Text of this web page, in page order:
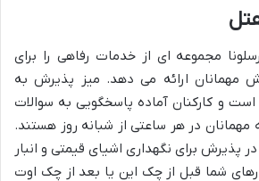
مجموعه ای از خدمات رفاهی را برای
مهمانان ارائه می دهد. میز پذیرش به
فعال است و کارکنان آماده پاسخگویی به سوالات
مهمانان در هر ساعتی از شبانه روز هستند.
پذیرش برای نگهداری اشیای قیمتی و انبار
شما قبل از چک این یا بعد از چک اوت